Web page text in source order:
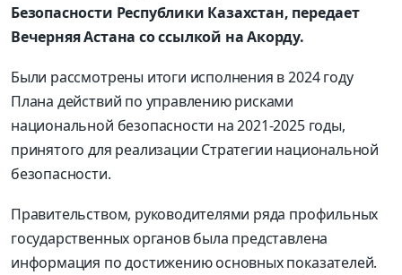
Безопасности Республики Казахстан, передает
Вечерняя Астана со ссылкой на Акорду.
Были рассмотрены итоги исполнения в 2024 году
Плана действий по управлению рисками
национальной безопасности на 2021-2025 годы,
принятого для реализации Стратегии национальной
безопасности.
Правительством, руководителями ряда профильных
государственных органов была представлена
информация по достижению основных показателей.